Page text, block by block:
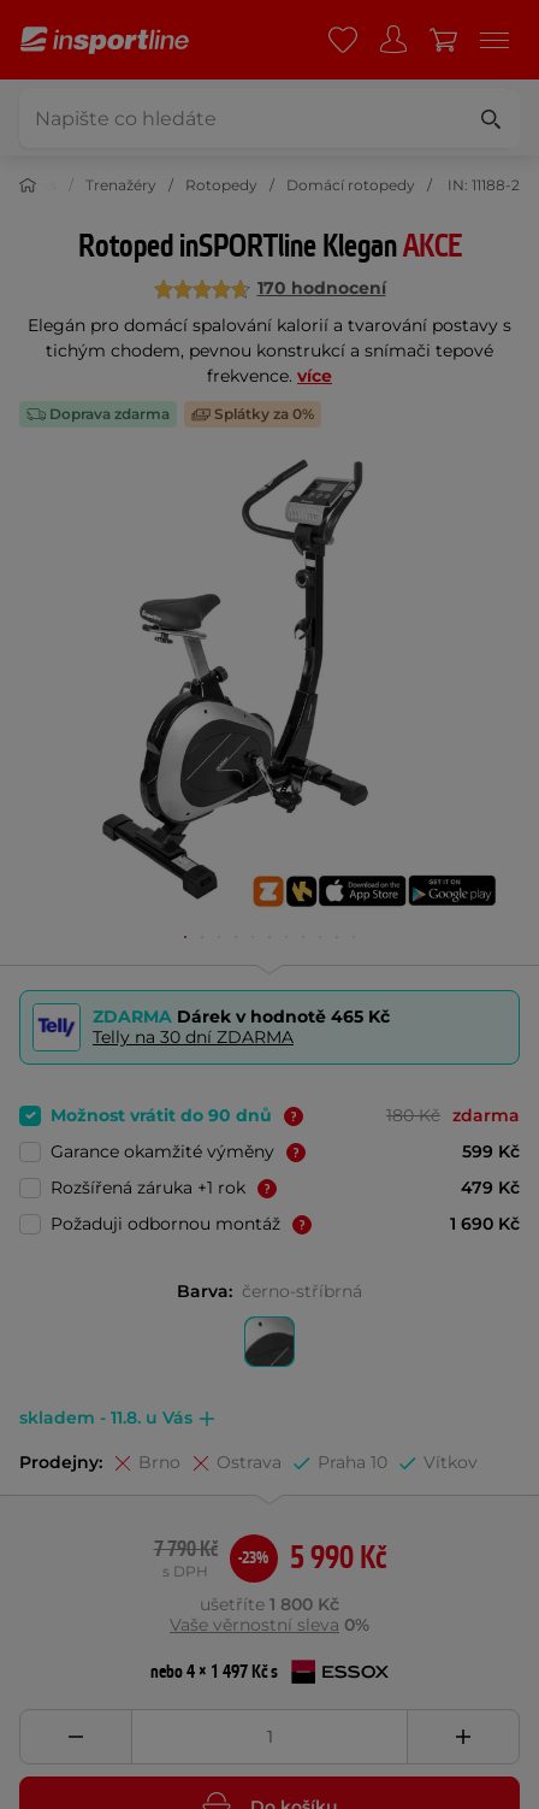
Fitness Trenažéry Rotopedy Domácí rotopedy IN: 11188-2
Rotoped inSPORTline KleganAKCE
170 hodnocení
Elegán pro domácí spalování kalorií a tvarování postavy s
tichým chodem, pevnou konstrukcí a snímači tepové
frekvence. více
Doprava zdarma Splátky za 0%
ZDARMA Dárek v hodnotě 465 Kč
Telly na 30 dní ZDARMA
Možnost vrátit do 90 dnů 180 Kč zdarma
Garance okamžité výměny
599 Kč
Rozšířená záruka +1 rok
479 Kč
Požaduji odbornou montáž
1 690 Kč
Barva: černo-stříbrná
skladem - 11.8. u Vás
Prodejny: Brno Ostrava Praha 10 Vítkov
5 990 Kč
7 790 Kč
s DPH
-23%
ušetříte 1 800 Kč
Vaše věrnostní sleva 0%
nebo 4 × 1 497 Kč s